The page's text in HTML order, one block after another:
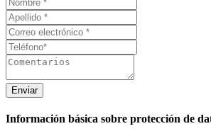
Enviar
Información básica sobre protección de